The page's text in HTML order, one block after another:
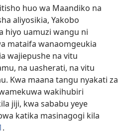
huo wa Maandiko na
aliyosikia, Yakobo
hiyo uamuzi wangu ni
mataifa wanaomgeukia
wajiepushe na vitu
na uasherati, na vitu
Kwa maana tangu nyakati za
wakihubiri
jiji, kwa sababu yeye
katika masinagogi kila
.